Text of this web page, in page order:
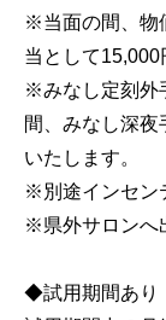
※当面の間、物
当として15,000
※みなし定刻外
間、みなし深
いたします。
※別途インセン
※県外サロンへ
◆試用期間あり